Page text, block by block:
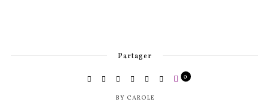
Partager
BY CAROLE
0